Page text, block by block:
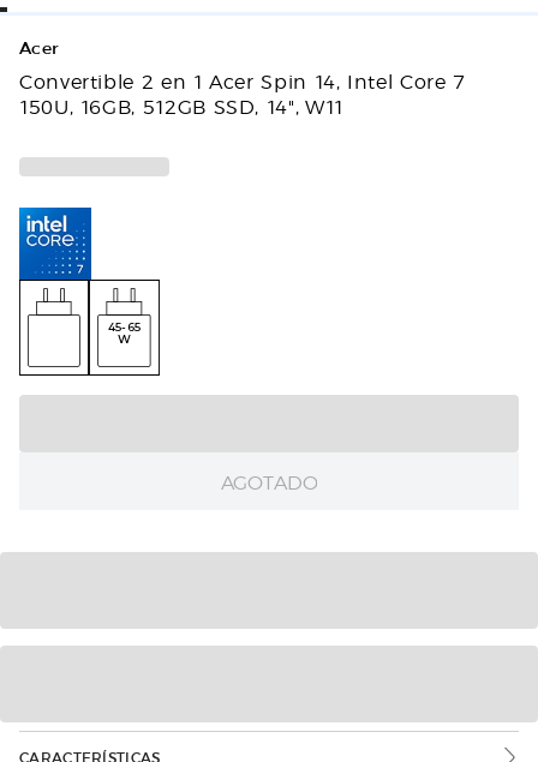
Acer
Convertible 2 en 1 Acer Spin 14, Intel Core 7
150U, 16GB, 512GB SSD, 14", W11
45-65
W
AGOTADO
CARACTERÍSTICAS